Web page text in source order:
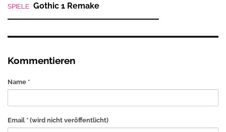
SPIELE Gothic 1 Remake
Kommentieren
Name *
Email * (wird nicht veröffentlicht)